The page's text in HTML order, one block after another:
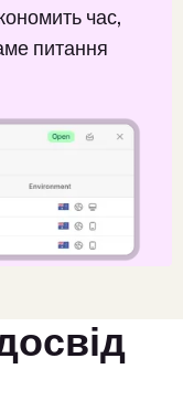
час,
питання